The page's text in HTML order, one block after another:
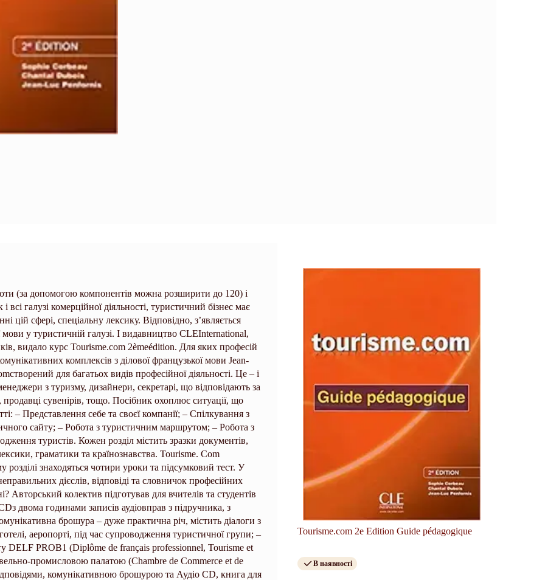
(за допомогою компонентів можна розширити до 120) і
всі галузі комерційної діяльності, туристичний бізнес має
цій сфері, спеціальну лексику. Відповідно, з’являється
мови у туристичній галузі. І видавництво CLEInternational,
видало курс Tourisme.com 2èmeédition. Для яких професій
комплексів з ділової французької мови Jean-
для багатьох видів професійної діяльності. Це – і
з туризму, дизайнери, секретарі, що відповідають за
сувенірів, тощо. Посібник охоплює ситуації, що
– Представлення себе та своєї компанії; – Спілкування з
сайту; – Робота з туристичним маршрутом; – Робота з
туристів. Кожен розділ містить зразки документів,
граматики та країнознавства. Tourisme. Com
знаходяться чотири уроки та підсумковий тест. У
дієслів, відповіді та словничок професійних
Авторський колектив підготував для вчителів та студентів
двома годинами записів аудіовправ з підручника, з
брошура – дуже практична річ, містить діалоги з
аеропорті, під час супроводження туристичної групи; –
DELF PROB1 (Diplôme de français professionnel, Tourisme et
промисловою палатою (Chambre de Commerce et de
комунікативною брошурою та Аудіо CD, книга для
Tourisme.com 2e Edition Guide pédagogique
В наявності